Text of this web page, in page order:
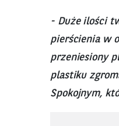
- Duże ilości
pierścienia w
przeniesiony
plastiku
Spokojnym,